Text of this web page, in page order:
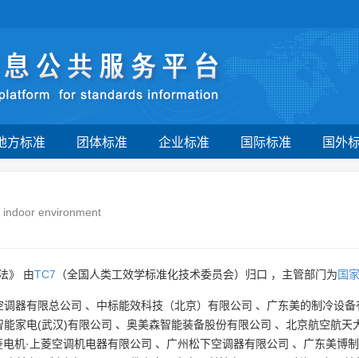
方标准 团体标准 企业标准 国际标准 国外
environment
》 由TC7 （全国人类工效学标准化技术委员会）归口 ，主管部门为国
调器有限总公司 、 中标能效科技（北京）有限公司 、 广东美的制冷设备
能家电(武汉)有限公司 、 奥美森智能装备股份有限公司 、 北京航空航天
电机·上菱空调机电器有限公司 、 广州松下空调器有限公司 、 广东美博